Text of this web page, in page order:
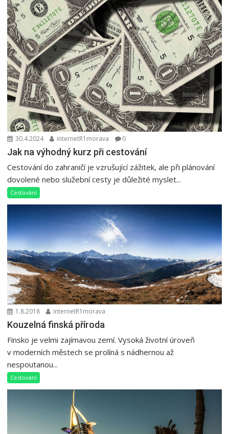
30.4.2024 internetR1morava 0
Jak na výhodný kurz při cestování
Cestování do zahraničí je vzrušující zážitek, ale při plánování
dovolené nebo služební cesty je důležité myslet...
Cestování
1.8.2018 internetR1morava
Kouzelná finská příroda
Finsko je velmi zajímavou zemí. Vysoká životní úroveň
v moderních městech se prolíná s nádhernou až
nespoutanou...
Cestování